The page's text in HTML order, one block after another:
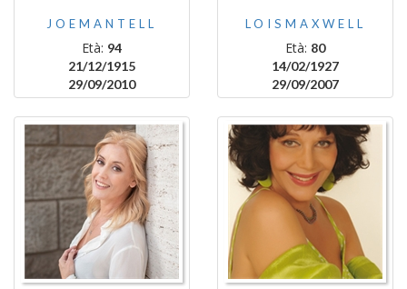
JOEMANTELL
Età: 94
21/12/1915
29/09/2010
LOISMAXWELL
Età: 80
14/02/1927
29/09/2007